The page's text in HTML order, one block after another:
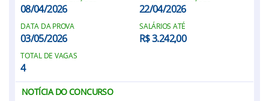
08/04/2026 22/04/2026
DATA DA PROVA
03/05/2026
SALÁRIOS ATÉ
R$ 3.242,00
TOTAL DE VAGAS
4
NOTÍCIA DO CONCURSO